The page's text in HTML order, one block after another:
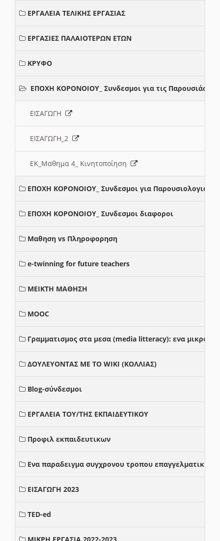
ΕΡΓΑΛΕΙΑ ΤΕΛΙΚΗΣ ΕΡΓΑΣΙΑΣ
ΕΡΓΑΣΙΕΣ ΠΑΛΑΙΟΤΕΡΩΝ ΕΤΩΝ
ΚΡΥΦΟ
ΕΠΟΧΗ ΚΟΡΟΝΟΙΟΥ_ Συνδεσμοι για τις Παρουσιάσεις
ΕΙΣΑΓΩΓΗ
ΕΙΣΑΓΩΓΗ_2
ΕΚ_Μαθημα 4_ Κινητοποίηση
ΕΠΟΧΗ ΚΟΡΟΝΟΙΟΥ_ Συνδεσμοι για Παρουσιολογια
ΕΠΟΧΗ ΚΟΡΟΝΟΙΟΥ_ Συνδεσμοι διαφοροι
Μαθηση vs Πληροφορηση
e-twinning for future teachers
ΜΕΙΚΤΗ ΜΑΘΗΣΗ
MOOC
Γραμματισμος στα μεσα (media litteracy): ενα μικρο
ΔΟΥΛΕΥΟΝΤΑΣ ΜΕ ΤΟ WIKI (ΚΟΛΛΙΑΣ)
Blog-σύνδεσμοι
ΕΡΓΑΛΕΙΑ ΤΟΥ/ΤΗΣ ΕΚΠΑΙΔΕΥΤΙΚΟΥ
Προφιλ εκπαιδευτικων
Ενα παραδειγμα συγχρονου τροπου επαγγελματικης
ΕΙΣΑΓΩΓΗ 2023
TED-ed